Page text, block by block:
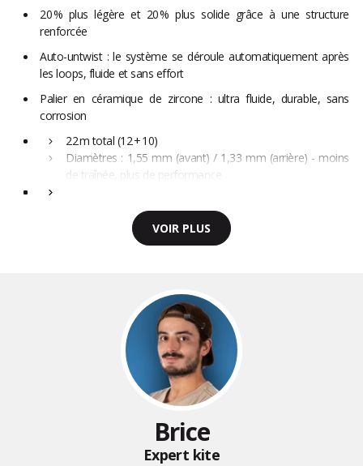
20 % plus légère et 20 % plus solide grâce à une structure
renforcée
Auto-untwist : le système se déroule automatiquement après
les loops, fluide et sans effort
Palier en céramique de zircone : ultra fluide, durable, sans
corrosion
22 m total (12 + 10)
Diamètres : 1,55 mm (avant) / 1,33 mm (arrière) - moins
de traînée, plus de performance
VOIR PLUS
Brice
Expert kite